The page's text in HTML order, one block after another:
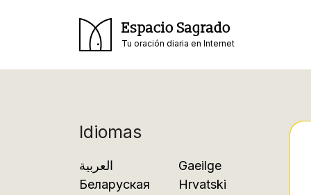
Espacio Sagrado
Tu oración diaria en Internet
Idiomas
العربية
Беларуская
Gaeilge
Hrvatski